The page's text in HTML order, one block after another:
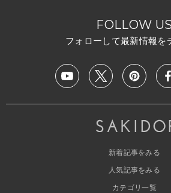
FOLLOW US
フォローして最新情報を
新着記事をみる
人気記事をみる
カテゴリ一覧